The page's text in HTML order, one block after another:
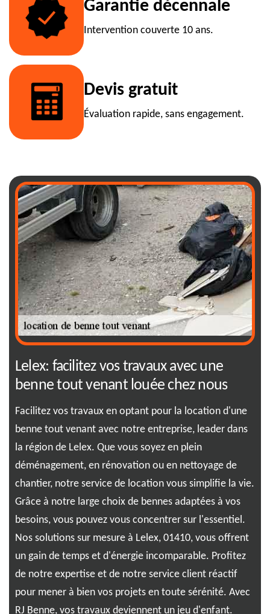
Garantie décennale
Intervention couverte 10 ans.
Devis gratuit
Évaluation rapide, sans engagement.
Lelex: facilitez vos travaux avec une
benne tout venant louée chez nous
Facilitez vos travaux en optant pour la location d'une
benne tout venant avec notre entreprise, leader dans
la région de Lelex. Que vous soyez en plein
déménagement, en rénovation ou en nettoyage de
chantier, notre service de location vous simplifie la vie.
Grâce à notre large choix de bennes adaptées à vos
besoins, vous pouvez vous concentrer sur l'essentiel.
Nos solutions sur mesure à Lelex, 01410, vous offrent
un gain de temps et d'énergie incomparable. Profitez
de notre expertise et de notre service client réactif
pour mener à bien vos projets en toute sérénité. Avec
RJ Benne, vos travaux deviennent un jeu d'enfant.